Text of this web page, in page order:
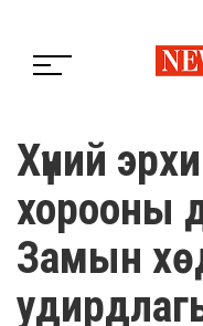
Хүний
хорооны
Замын